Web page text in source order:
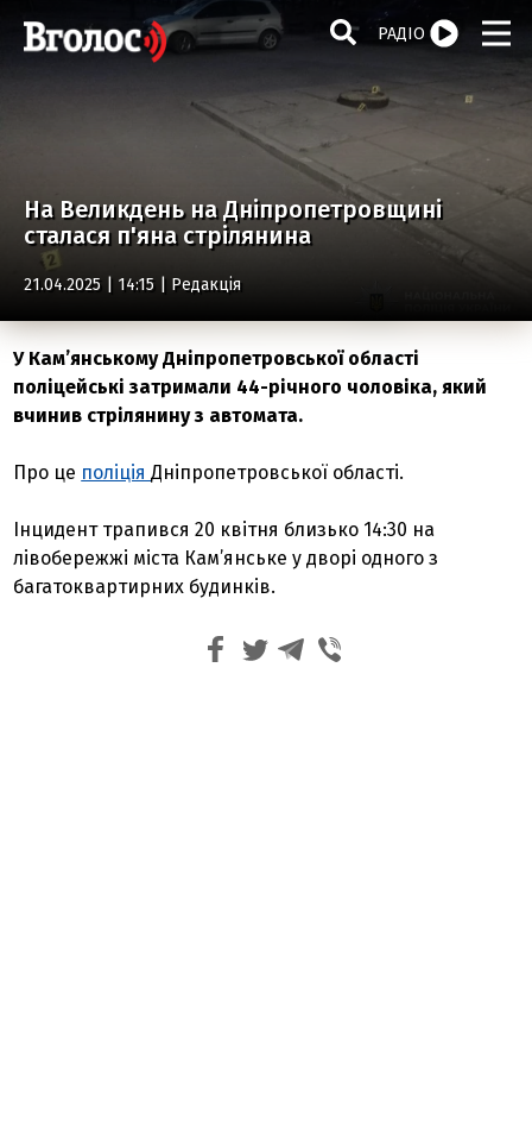
РАДІО
На Великдень на Дніпропетровщині
сталася п'яна стрілянина
21.04.2025 | 14:15 | Редакція
У Кам’янському Дніпропетровської області
поліцейські затримали 44-річного чоловіка, який
вчинив стрілянину з автомата.
Про це поліціяДніпропетровської області.
Інцидент трапився 20 квітня близько 14:30 на
лівобережжі міста Кам’янське у дворі одного з
багатоквартирних будинків.